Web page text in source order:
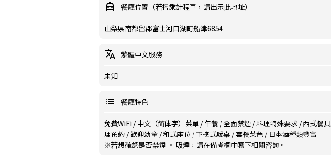
餐廳位置（若搭乘計程車，請出示此地址）
山梨県南都留郡富士河口湖町船津6854
繁體中文服務
未知
餐廳特色
免費WiFi /中文（简体字）菜單 /午餐 /全面禁煙 /料理特殊要求 /西式餐具
理預約 /歡迎幼童 /和式座位 /下挖式暖桌 /套餐菜色 / 日本酒種類豐富
※若想確認是否禁煙 · 吸煙，請在備考欄中寫下相關咨詢。